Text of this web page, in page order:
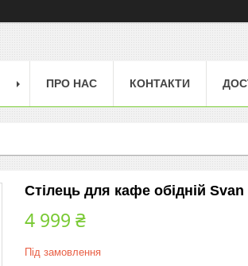
ПРО НАС КОНТАКТИ
Стілець для кафе обідній
4 999 ₴
Під замовлення